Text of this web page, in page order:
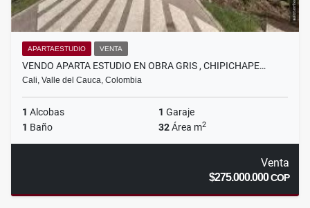
APARTAESTUDIO VENTA
VENDO APARTA ESTUDIO EN OBRA GRIS , CHIPICHAPE…
Cali, Valle del Cauca, Colombia
1 Alcobas 1 Garaje
1 Baño 32Área m2
Venta
$275.000.000COP